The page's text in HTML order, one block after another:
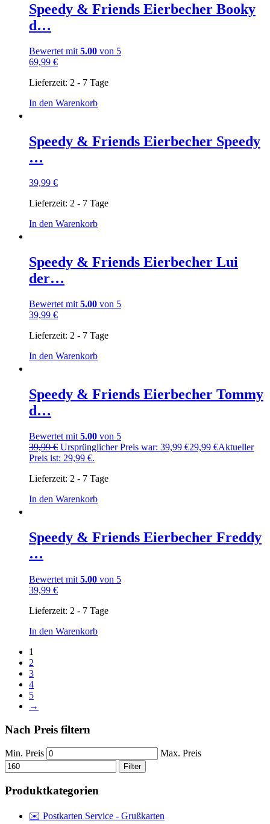
Speedy & Friends Eierbecher Booky
d…
Bewertet mit 5.00 von 5
69,99 €
Lieferzeit: 2 - 7 Tage
In den Warenkorb
Speedy & Friends Eierbecher Speedy
…
39,99 €
Lieferzeit: 2 - 7 Tage
In den Warenkorb
Speedy & Friends Eierbecher Lui
der…
Bewertet mit 5.00 von 5
39,99 €
Lieferzeit: 2 - 7 Tage
In den Warenkorb
Speedy & Friends Eierbecher Tommy
d…
Bewertet mit 5.00 von 5
39,99€ Ursprünglicher Preis war: 39,99 €29,99 €Aktueller
Preis ist: 29,99 €.
Lieferzeit: 2 - 7 Tage
In den Warenkorb
Speedy & Friends Eierbecher Freddy
…
Bewertet mit 5.00 von 5
39,99 €
Lieferzeit: 2 - 7 Tage
In den Warenkorb
1
2
3
4
5
→
Nach Preis filtern
Min. Preis Max. Preis
Filter
Produktkategorien
✉️ Postkarten Service - Grußkarten